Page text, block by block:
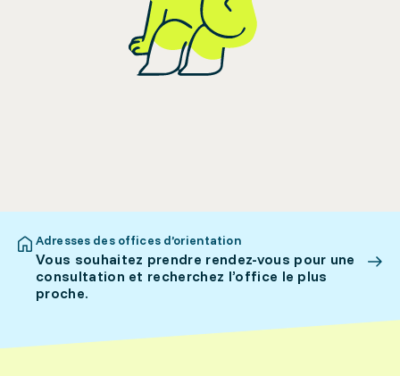
Adresses des offices d’orientation
Vous souhaitez prendre rendez-vous pour une
consultation et recherchez l’office le plus
proche.